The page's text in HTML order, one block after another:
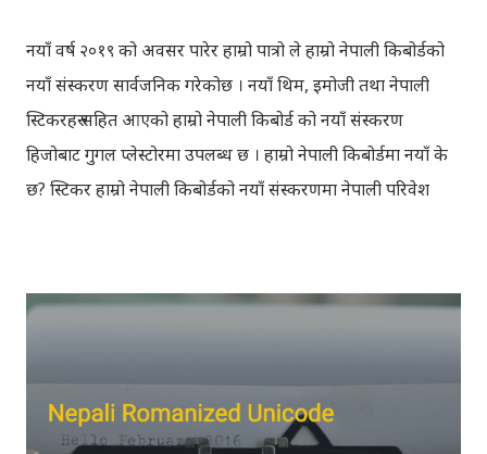
नयाँ वर्ष २०१९ को अवसर पारेर हाम्रो पात्रो ले हाम्रो नेपाली किबोर्डको
नयाँ संस्करण सार्वजनिक गरेकोछ । नयाँ थिम, इमोजी तथा नेपाली
स्टिकरहरु सहित आएको हाम्रो नेपाली किबोर्ड को नयाँ संस्करण
हिजोबाट गुगल प्लेस्टोरमा उपलब्ध छ । हाम्रो नेपाली किबोर्डमा नयाँ के
छ? स्टिकर हाम्रो नेपाली किबोर्डको नयाँ संस्करणमा नेपाली परिवेश
इन्स्टाग्राम आदि जुनसुकै एप्लिकेशनमा पनि प्रयोग गर्न मिल्ने यी नेपाली
मैचासमेत गरी आठ किसिमका स्टिकरहरु समावेश गरिएकोछ । हाम्रो
नेपाली किबोर्डको इमोजी खण्डमा गएर यी स्टिकरहरु प्रयोग गर्न सकिन्छ